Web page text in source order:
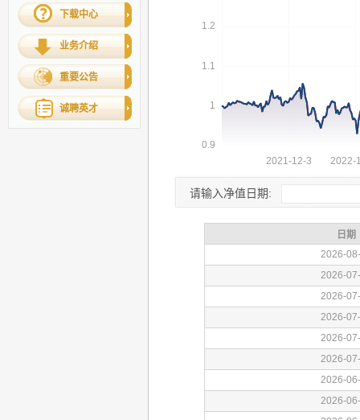
下载中心
业务介绍
重要公告
诚聘英才
请输入净值日期: